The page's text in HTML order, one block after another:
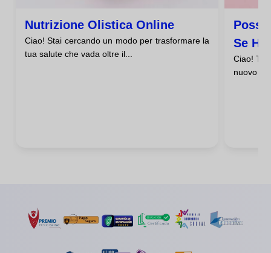
Nutrizione Olistica Online
Ciao! Stai cercando un modo per trasformare la
tua salute che vada oltre il...
Se
Ciao! Ti
nuovo